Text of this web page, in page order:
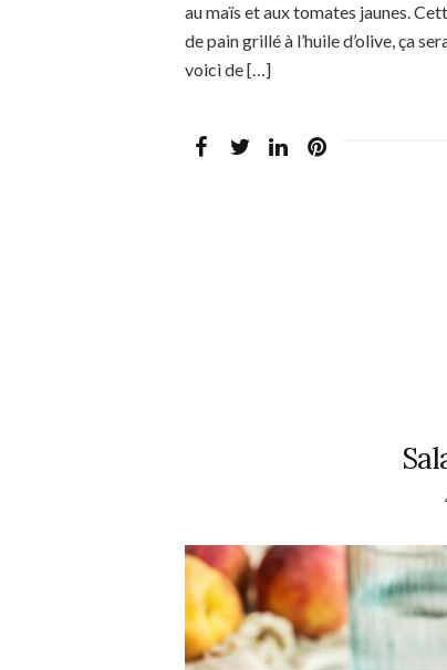
au maïs et aux tomates jaunes.
de pain grillé à l’huile d’olive, ça
voici de […]